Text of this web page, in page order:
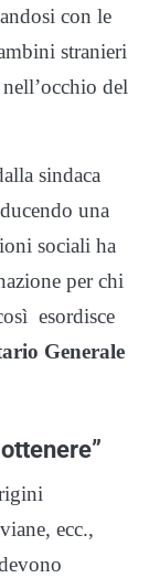
con le
stranieri
nell’occhio del
sindaca
una
sociali ha
per chi
esordisce
Generale
ecc.,